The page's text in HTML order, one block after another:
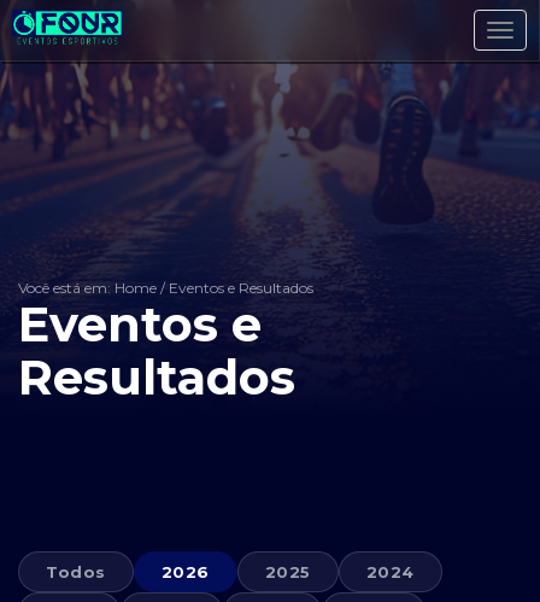
Você está em: Home / Eventos e Resultados
Eventos e
Resultados
Todos 2026 2025 2024